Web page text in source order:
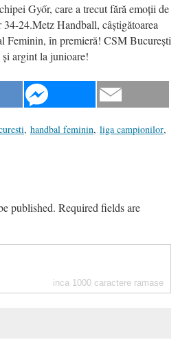
Győr, care a trecut fără emoții de
24.Metz Handball, câștigătoarea
Feminin, în premieră! CSM București
argint la junioare!
, handbal feminin, liga campionilor,
published. Required fields are
inca 1000 caractere ramase